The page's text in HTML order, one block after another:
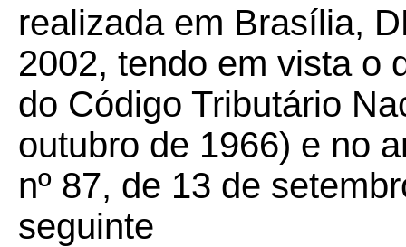
realizada em Brasília,
2002, tendo em vista o
do Código Tributário
outubro de 1966) e no
nº 87, de 13 de
seguinte